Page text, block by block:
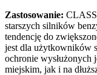
Zastosowanie:
starszych silników
tendencję do
jest dla użytkowników
ochronie wysłużonych
miejskim, jak i na